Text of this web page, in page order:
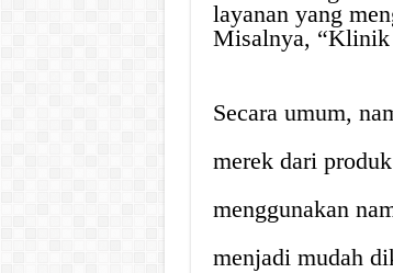
layanan yang
Misalnya, “Klinik
Secara umum,
merek dari
menggunakan
menjadi mudah